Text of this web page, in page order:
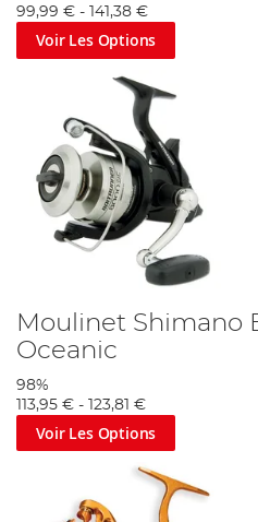
99,99 € - 141,38 €
Voir Les Options
Moulinet Shimano
Oceanic
98%
113,95 € - 123,81 €
Voir Les Options